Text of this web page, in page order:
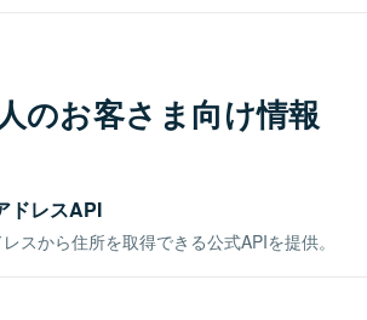
のお客さま向け情報
ドレスAPI
スから住所を取得できる公式APIを提供。